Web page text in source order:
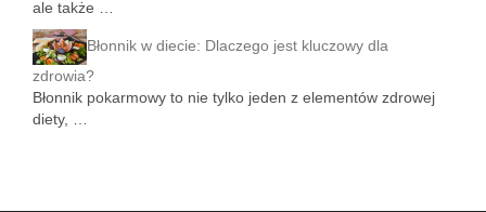
ale także …
Błonnik w diecie: Dlaczego jest kluczowy dla
zdrowia?
Błonnik pokarmowy to nie tylko jeden z elementów zdrowej
diety, …